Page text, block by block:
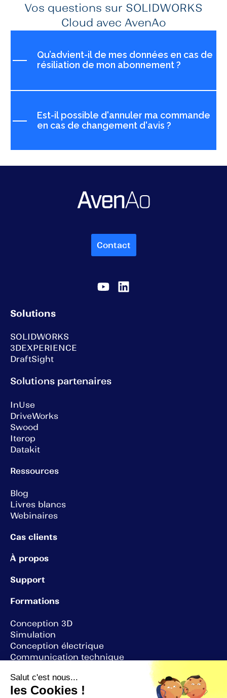
Vos questions sur SOLIDWORKS
Cloud avec AvenAo
Qu’advient-il de mes données en cas de
résiliation de mon abonnement ?
Est-il possible d'annuler ma commande
en cas de changement d'avis ?
Contact
Solutions
SOLIDWORKS
3DEXPERIENCE
DraftSight
Solutions partenaires
InUse
DriveWorks
Swood
Iterop
Datakit
Ressources
Blog
Livres blancs
Webinaires
Cas clients
À propos
Support
Formations
Conception 3D
Simulation
Conception électrique
Communication technique
3DEXPERIENCE
3DEXPERIENCE Simulation
Salut c'est nous...
les Cookies !